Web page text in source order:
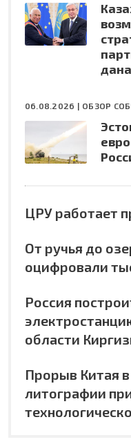
06.08.2026 | ОБЗОР
ЦРУ работает
От ручья до
оцифровали
Россия
области
Прорыв Китая
литографии